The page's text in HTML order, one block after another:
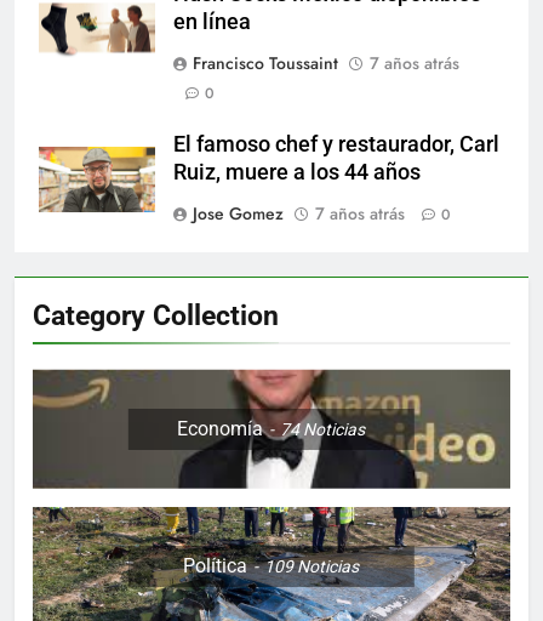
en línea
Francisco Toussaint
7 años atrás
0
El famoso chef y restaurador, Carl
Ruiz, muere a los 44 años
Jose Gomez
7 años atrás 0
Category Collection
Economía 74Noticias
Política 109Noticias